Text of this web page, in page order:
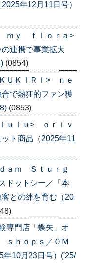
年12月11日号）
ｍｙ ｆｌｏｒａ>
連携で事業拡大
(0854)
ＵＫＩＲＩ> ｎｅ
で熱狂的ファン獲
(0853)
ｕｌｕ> ｏｒｉｖ
ト商品（2025年11
ａｍ Ｓｔｕｒｇ
ドットシー／「本
との絆を育む（20
専門店「蝶矢」オ
ｈｏｐｓ／ＯＭ
年10月23日号）('25/